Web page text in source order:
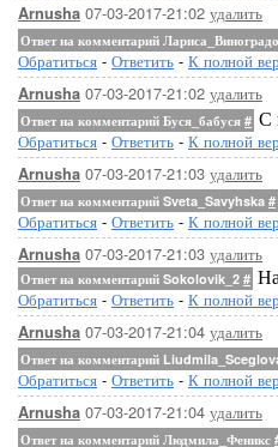
Arnusha 07-03-2017-21:02 удалить
Ответ на комментарий
Обратиться - Ответить - К полной
Arnusha 07-03-2017-21:02 удалить
Ответ на комментарий Буся_бабуся # С
Обратиться - Ответить - К полной
Arnusha 07-03-2017-21:03 удалить
Ответ на комментарий Sveta_Savyhska #
Обратиться - Ответить - К полной
Arnusha 07-03-2017-21:03 удалить
Ответ на комментарий Sokolovik_2 #
Обратиться - Ответить - К полной
Arnusha 07-03-2017-21:04 удалить
Ответ на комментарий
Обратиться - Ответить - К полной
Arnusha 07-03-2017-21:04 удалить
Ответ на комментарий Людмила_Феникс